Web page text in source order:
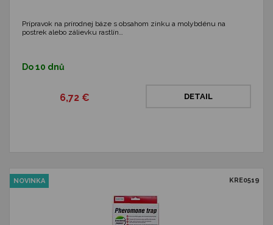
Prípravok na prírodnej báze s obsahom zinku a molybdénu na
postrek alebo zálievku rastlín…
Do 10 dnů
6,72 € DETAIL
KRE0519
NOVINKA